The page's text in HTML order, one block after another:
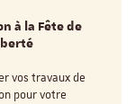
à la Fête de
vos travaux de
pour votre